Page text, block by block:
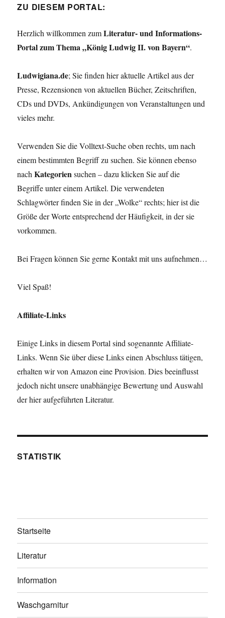
ZU DIESEM PORTAL:
Herzlich willkommen zumLiteratur- und Informations-
Portal zum Thema „König Ludwig II. von Bayern“.
Ludwigiana.de; Sie finden hier aktuelle Artikel aus der
Presse, Rezensionen von aktuellen Bücher, Zeitschriften,
CDs und DVDs, Ankündigungen von Veranstaltungen und
vieles mehr.
Verwenden Sie die Volltext-Suche oben rechts, um nach
einem bestimmten Begriff zu suchen. Sie können ebenso
nachKategoriensuchen – dazu klicken Sie auf die
Begriffe unter einem Artikel. Die verwendeten
Schlagwörter finden Sie in der „Wolke“ rechts; hier ist die
Größe der Worte entsprechend der Häufigkeit, in der sie
vorkommen.
Bei Fragen können Sie gerne Kontakt mit uns aufnehmen…
Viel Spaß!
Affiliate-Links
Einige Links in diesem Portal sind sogenannte Affiliate-
Links. Wenn Sie über diese Links einen Abschluss tätigen,
erhalten wir von Amazon eine Provision. Dies beeinflusst
jedoch nicht unsere unabhängige Bewertung und Auswahl
der hier aufgeführten Literatur.
STATISTIK
Startseite
Literatur
Information
Waschgarnitur